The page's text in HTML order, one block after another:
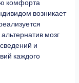
комфорта
возникает
мозг
и
каждого